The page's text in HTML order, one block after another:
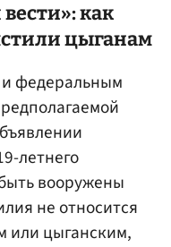
как
цыганам
федеральным
летнего
вооружены
не относится
или цыганским,